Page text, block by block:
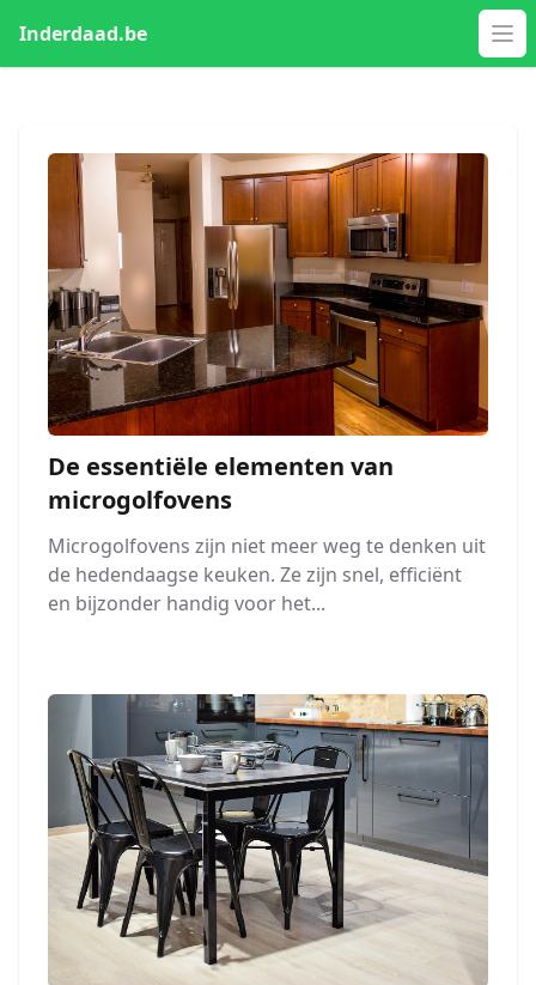
Inderdaad.be
De essentiële elementen van
microgolfovens
Microgolfovens zijn niet meer weg te denken uit
de hedendaagse keuken. Ze zijn snel, efficiënt
en bijzonder handig voor het...